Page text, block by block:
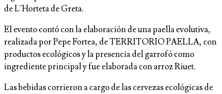
de L´Horteta de Greta.
El evento contó con la elaboración de una paella evolutiva,
realizada por Pepe Fortea, de TERRITORIO PAELLA, con
productos ecológicos y la presencia del garrofó como
ingrediente principal y fue elaborada con arroz Riuet.
Las bebidas corrieron a cargo de las cervezas ecológicas de